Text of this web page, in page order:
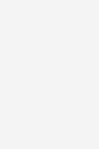
Letztere sind
gibt es
man mit einer
Abdeckung